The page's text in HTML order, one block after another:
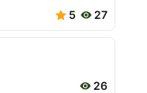
5 27
26